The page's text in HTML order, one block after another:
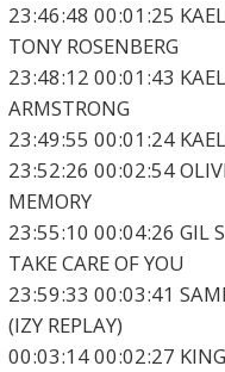
23:46:48 00:01:25
TONY ROSENBERG
23:48:12 00:01:43
ARMSTRONG
23:49:55 00:01:24
23:52:26 00:02:54
MEMORY
23:55:10 00:04:26 GIL
TAKE CARE OF YOU
23:59:33 00:03:41
(IZY REPLAY)
00:03:14 00:02:27 KING